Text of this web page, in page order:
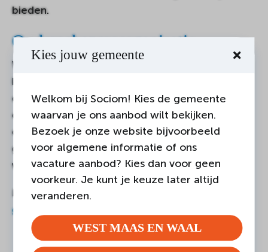
bieden.
Ouderschapsreorganisatie
Wanneer je kinderen hebt en gaat scheiden
kom je voor de uitdaging te staan om het
ouderschap op een andere manier te gaan
organiseren. Wij bieden bemiddelingshulp aan
ouders, die niet (meer) bij elkaar zijn en die
graag afspraken willen maken over de zorg
voor hun kinderen.
Meer informatie hierover vind je bij
ouderschapsreorganisatie (ORO)
Kies jouw gemeente
Welkom bij Sociom! Kies de gemeente
waarvan je ons aanbod wilt bekijken.
Bezoek je onze website bijvoorbeeld
voor algemene informatie of ons
vacature aanbod? Kies dan voor geen
voorkeur. Je kunt je keuze later altijd
veranderen.
WEST MAAS EN WAAL